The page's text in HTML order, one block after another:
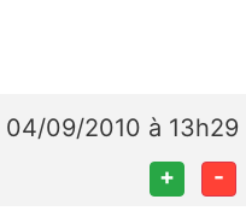
04/09/2010 à 13h29
+ -